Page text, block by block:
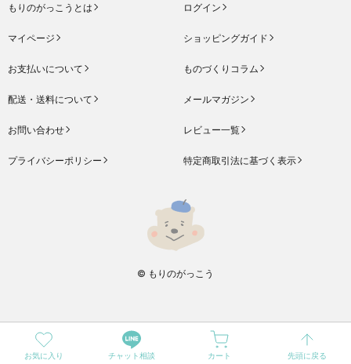
もりのがっこうとは ログイン
マイページ ショッピングガイド
お支払いについて ものづくりコラム
配送・送料について メールマガジン
お問い合わせ レビュー一覧
プライバシーポリシー 特定商取引法に基づく表示
© もりのがっこう
お気に入り チャット相談 カート 先頭に戻る